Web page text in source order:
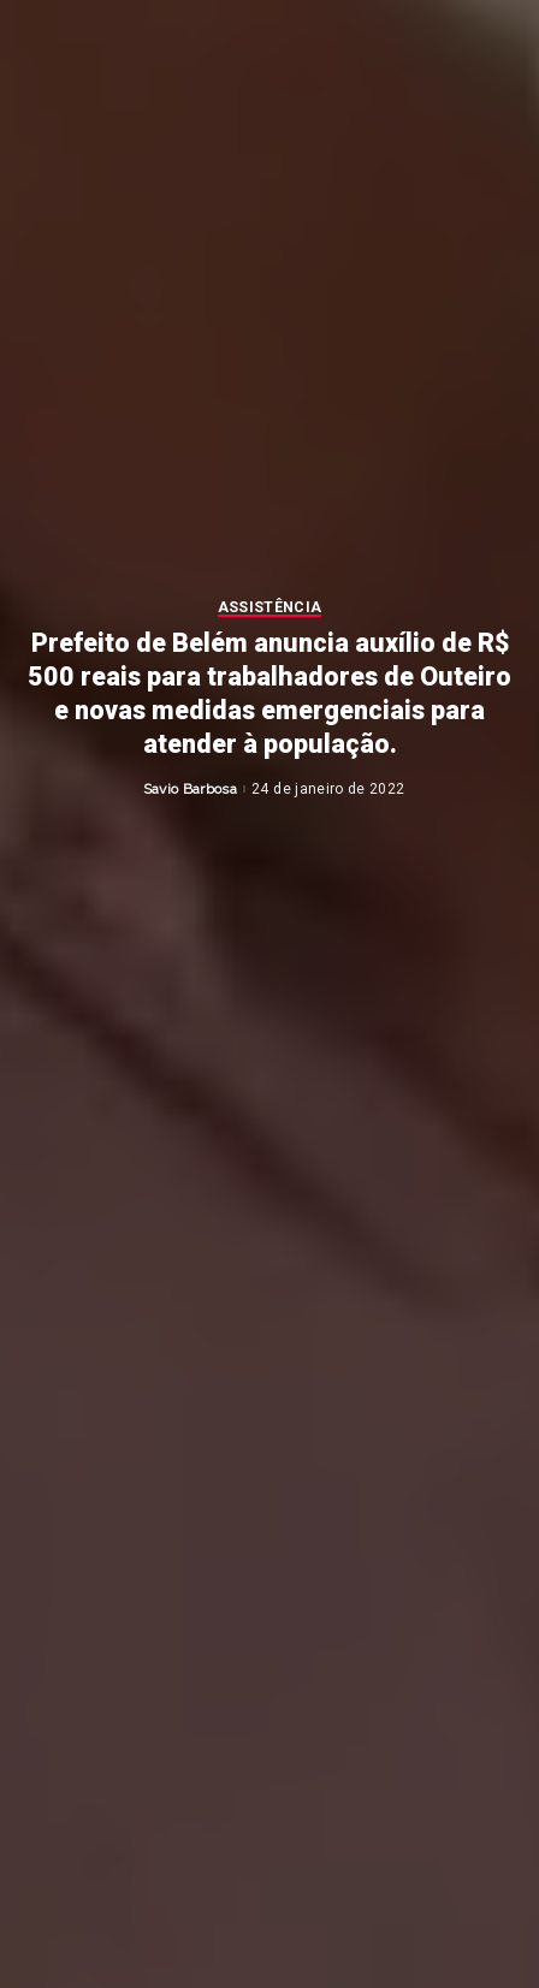
ASSISTÊNCIA
Prefeito de Belém anuncia auxílio de R$
500 reais para trabalhadores de Outeiro
e novas medidas emergenciais para
atender à população.
Posted
Savio Barbosa 24 de janeiro de 2022